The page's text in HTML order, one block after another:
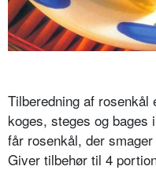
Tilberedning af rosenkål
koges, steges og bages
får rosenkål, der smager
Giver tilbehør til 4